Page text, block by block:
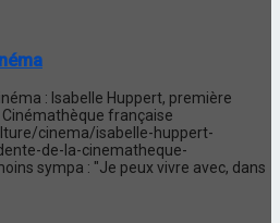
: Isabelle Huppert, première
française
cinema/isabelle-huppert-
de-la-cinematheque-
sympa : "Je peux vivre avec, dans